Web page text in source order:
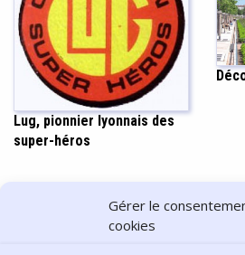
Gérer le
cookies
Lug, pionnier lyonnais des
super-héros
PARTAGER CET ARTICLE